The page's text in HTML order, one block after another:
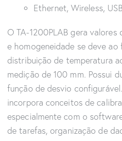
Ethernet, Wireless,
O TA-1200PLAB gera
e homogeneidade se deve
distribuição de temperatura
medição de 100 mm. Possui
função de desvio
incorpora conceitos de
especialmente com o
de tarefas, organização de